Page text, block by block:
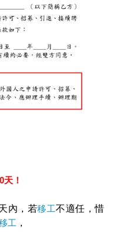
！
內，若移工不適任，惜
工 ，